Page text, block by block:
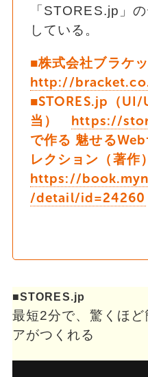
「STORES.jp」
している。
■株式会社ブラケ
http://
■STORES.jp（UI/
当） https://
で作る 魅せる
レクション（著
https://
/detail/id=24260
■STORES.jp
最短2分で、驚くほ
アがつくれる